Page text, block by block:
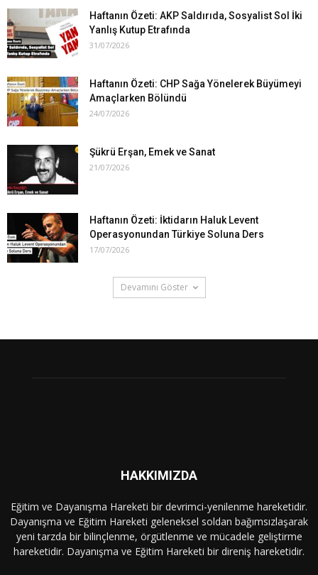
Haftanın Özeti: AKP Saldırıda, Sosyalist Sol İki
Yanlış Kutup Etrafında
31/07/2026
Haftanın Özeti: CHP Sağa Yönelerek Büyümeyi
Amaçlarken Bölündü
24/07/2026
Şükrü Erşan, Emek ve Sanat
21/07/2026
Haftanın Özeti: İktidarın Haluk Levent
Operasyonundan Türkiye Soluna Ders
17/07/2026
Devamını Göster
HAKKIMIZDA
Eğitim ve Dayanışma Hareketi bir devrimci-yenilenme hareketidir.
Dayanışma ve Eğitim Hareketi geleneksel soldan bağımsızlaşarak
yeni tarzda bir bilinçlenme, örgütlenme ve mücadele geliştirme
hareketidir. Dayanışma ve Eğitim Hareketi bir direniş hareketidir.